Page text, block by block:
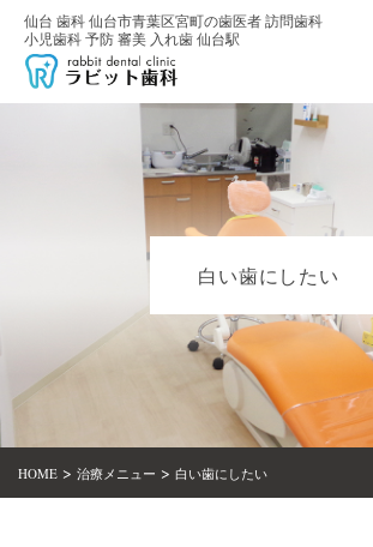
仙台 歯科 仙台市青葉区宮町の歯医者 訪問歯科
小児歯科 予防 審美 入れ歯 仙台駅
白い歯にしたい
HOME > 治療メニュー > 白い歯にしたい